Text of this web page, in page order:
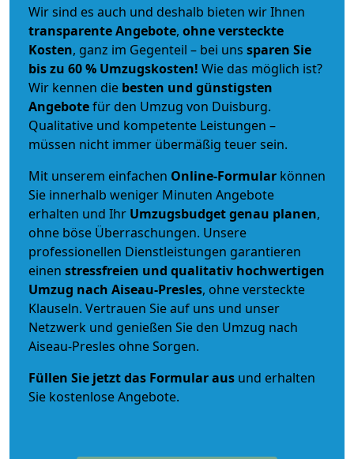
Wir sind es auch und deshalb bieten wir Ihnen
transparente Angebote, ohne versteckte
Kosten, ganz im Gegenteil – bei uns sparen Sie
bis zu 60 % Umzugskosten! Wie das möglich ist?
Wir kennen die besten und günstigsten
Angebotefür den Umzug von Duisburg.
Qualitative und kompetente Leistungen –
müssen nicht immer übermäßig teuer sein.
Mit unserem einfachen Online-Formular können
Sie innerhalb weniger Minuten Angebote
erhalten und Ihr Umzugsbudgetgenau planen,
ohne böse Überraschungen. Unsere
professionellen Dienstleistungen garantieren
einen stressfreien und qualitativ hochwertigen
Umzug nach Aiseau-Presles, ohne versteckte
Klauseln. Vertrauen Sie auf uns und unser
Netzwerk und genießen Sie den Umzug nach
Aiseau-Presles ohne Sorgen.
Füllen Sie jetzt das Formular aus und erhalten
Sie kostenlose Angebote.